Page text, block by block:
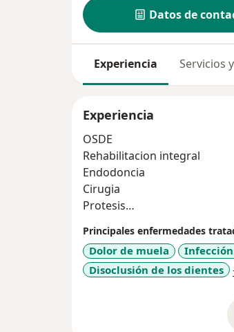
Datos de
Experiencia Servicios
Experiencia
OSDE
Rehabilitacion integral
Endodoncia
Cirugia
Protesis
Implantologia
Principales enfermedades
Dolor de muela
Disoclusión de los dientes